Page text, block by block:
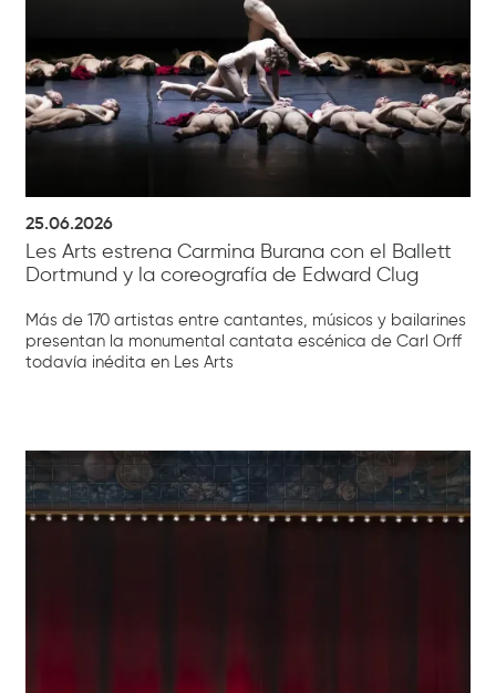
25.06.2026
Les Arts estrena Carmina Burana con el Ballett
Dortmund y la coreografía de Edward Clug
Más de 170 artistas entre cantantes, músicos y bailarines
presentan la monumental cantata escénica de Carl Orff
todavía inédita en Les Arts